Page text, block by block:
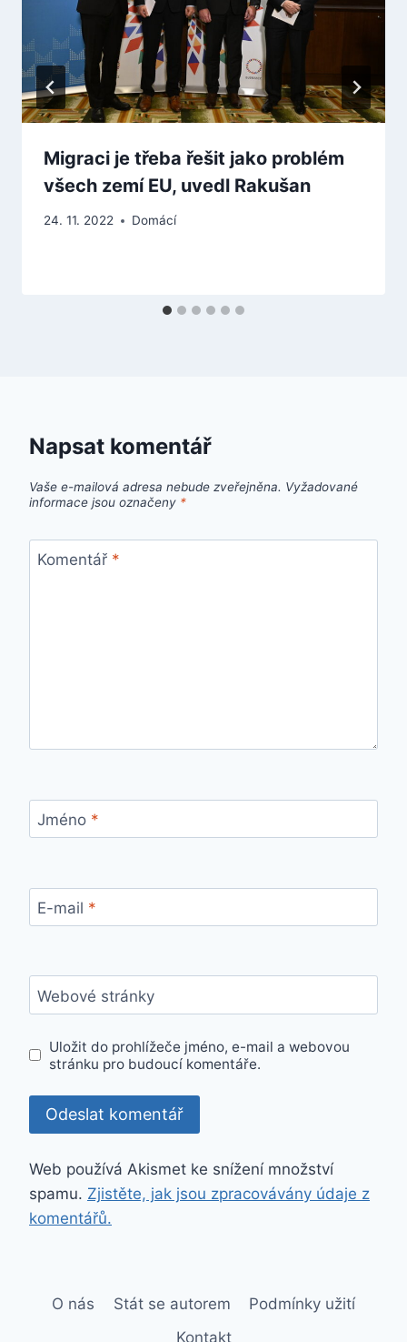
Migraci je třeba řešit jako problém
všech zemí EU, uvedl Rakušan
24. 11. 2022 Domácí
Napsat komentář
Vaše e-mailová adresa nebude zveřejněna. Vyžadované
informace jsou označeny *
Komentář *
Jméno *
E-mail *
Webové stránky
Uložit do prohlížeče jméno, e-mail a webovou
stránku pro budoucí komentáře.
Web používá Akismet ke snížení množství
spamu. Zjistěte, jak jsou zpracovávány údaje z
komentářů.
O nás Stát se autorem
Podmínky užití
Kontakt